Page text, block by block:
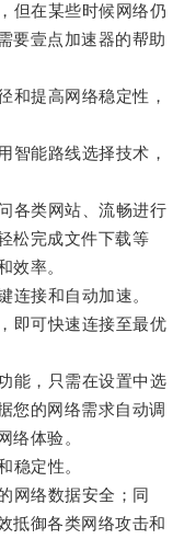
在某些时候网络仍
要壹点加速器的帮助
提高网络稳定性，
能路线选择技术，
类网站、流畅进行
松完成文件下载等
效率。
接和自动加速。
可快速连接至最优
，只需在设置中选
您的网络需求自动调
络体验。
定性。
络数据安全；同
抵御各类网络攻击和